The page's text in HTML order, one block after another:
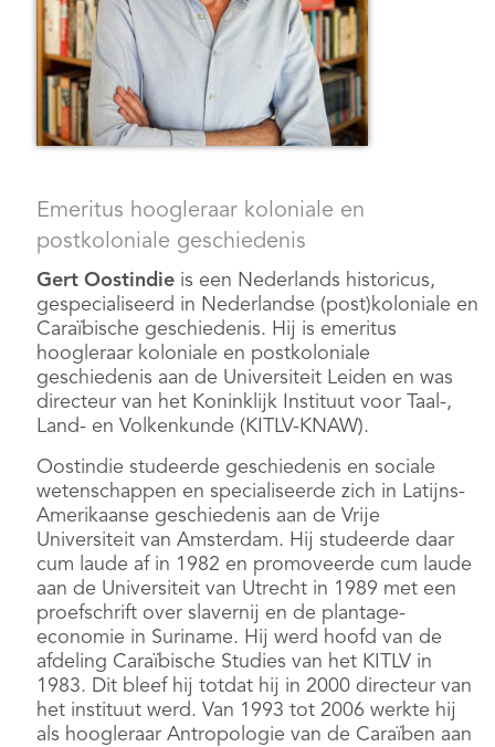
Emeritus hoogleraar koloniale en
postkoloniale geschiedenis
Gert Oostindie is een Nederlands historicus,
gespecialiseerd in Nederlandse (post)koloniale en
Caraïbische geschiedenis. Hij is emeritus
hoogleraar koloniale en postkoloniale
geschiedenis aan de Universiteit Leiden en was
directeur van het Koninklijk Instituut voor Taal-,
Land- en Volkenkunde (KITLV-KNAW).
Oostindie studeerde geschiedenis en sociale
wetenschappen en specialiseerde zich in Latijns-
Amerikaanse geschiedenis aan de Vrije
Universiteit van Amsterdam. Hij studeerde daar
cum laude af in 1982 en promoveerde cum laude
aan de Universiteit van Utrecht in 1989 met een
proefschrift over slavernij en de plantage-
economie in Suriname. Hij werd hoofd van de
afdeling Caraïbische Studies van het KITLV in
1983. Dit bleef hij totdat hij in 2000 directeur van
het instituut werd. Van 1993 tot 2006 werkte hij
als hoogleraar Antropologie van de Caraïben aan